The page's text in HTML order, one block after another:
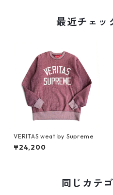
最近チェッ
VERITAS weat by Supreme
¥24,200
同じカテ